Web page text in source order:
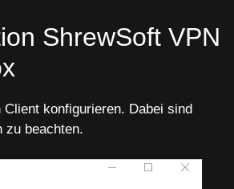
ShrewSoft VPN
konfigurieren. Dabei sind
zu beachten.